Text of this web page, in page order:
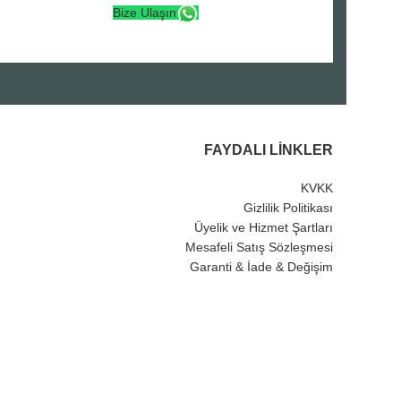
Bize Ulaşın
FAYDALI LINKLER
KVKK
Gizlilik Politikası
Üyelik ve Hizmet Şartları
Mesafeli Satış Sözleşmesi
Garanti & İade & Değişim